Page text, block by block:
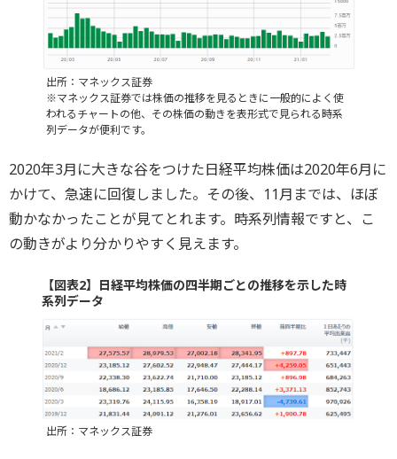
出所：マネックス証券
※マネックス証券では株価の推移を見るときに一般的によく使
われるチャートの他、その株価の動きを表形式で見られる時系
列データが便利です。
2020年3月に大きな谷をつけた日経平均株価は2020年6月に
かけて、急速に回復しました。その後、11月までは、ほぼ
動かなかったことが見てとれます。時系列情報ですと、こ
の動きがより分かりやすく見えます。
【図表2】日経平均株価の四半期ごとの推移を示した時
系列データ
出所：マネックス証券